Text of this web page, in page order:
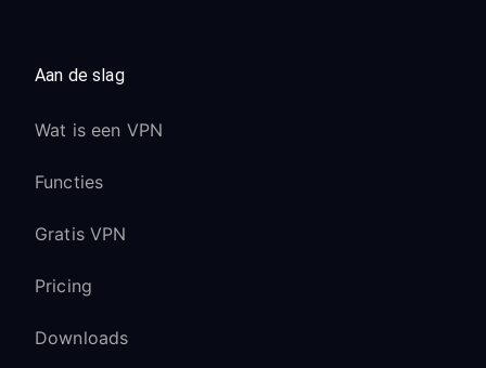
Aan de slag
Wat is een VPN
Functies
Gratis VPN
Pricing
Downloads